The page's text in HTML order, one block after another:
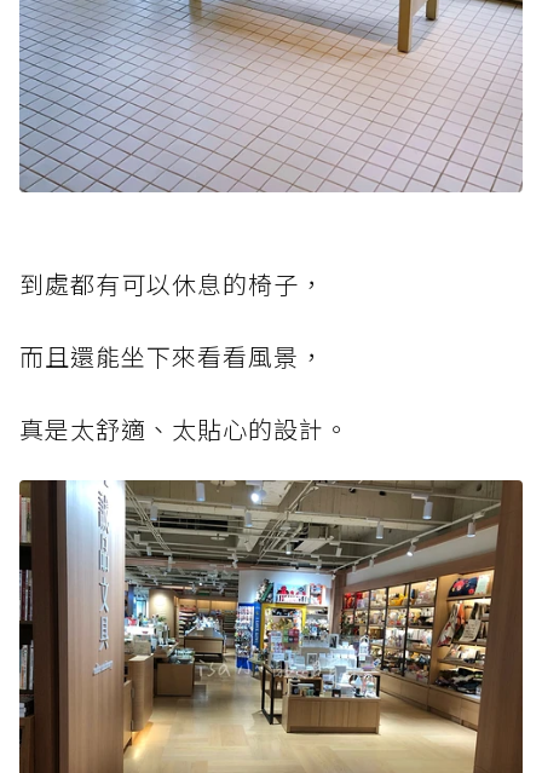
到處都有可以休息的椅子，
而且還能坐下來看看風景，
真是太舒適、太貼心的設計。